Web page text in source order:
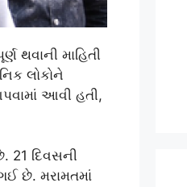
થવાની માહિતી
લોકોને
આવી હતી,
21 દિવસની
છે. મરામતમાં